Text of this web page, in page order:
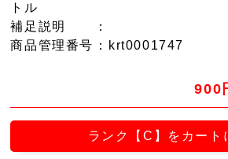
トル
補足説明
：
商品管理番号 ：krt0001747
900
ランク【C】をカート